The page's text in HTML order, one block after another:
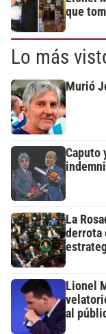
que
Lo más
Murió
Caputo
La
derrota
Lionel
al